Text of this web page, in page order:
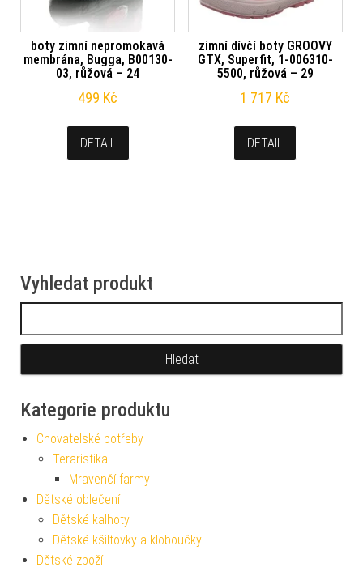
boty zimní nepromokavá
membrána, Bugga, B00130-
03, růžová – 24
499 Kč
DETAIL
zimní dívčí boty GROOVY
GTX, Superfit, 1-006310-
5500, růžová – 29
1 717 Kč
DETAIL
Vyhledat produkt
Kategorie produktu
Chovatelské potřeby
Teraristika
Mravenčí farmy
Dětské oblečení
Dětské kalhoty
Dětské kšiltovky a kloboučky
Dětské zboží